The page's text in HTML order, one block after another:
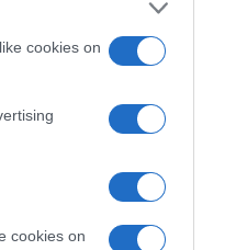
cookies on
cookies on